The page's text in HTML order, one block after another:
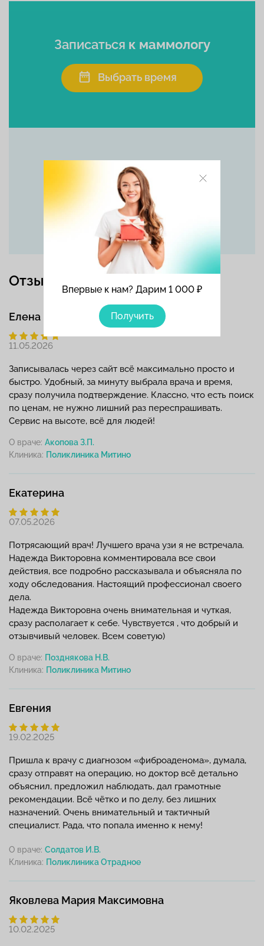
Впервые к нам? Дарим 1 000 ₽
Получить
Позвоните прямо сейчас
+7 (495) 215-56-90
Записаться к маммологу
Выбрать время
Отзывы
Елена
11.05.2026
Записывалась через сайт всё максимально просто и
быстро. Удобный, за минуту выбрала врача и время,
сразу получила подтверждение. Классно, что есть поиск
по ценам, не нужно лишний раз переспрашивать.
Сервис на высоте, всё для людей!
О враче: Акопова З.П.
Клиника:
Екатерина
07.05.2026
Потрясающий врач! Лучшего врача узи я не встречала.
Надежда Викторовна комментировала все свои
действия, все подробно рассказывала и объясняла по
ходу обследования. Настоящий профессионал своего
дела.
Надежда Викторовна очень внимательная и чуткая,
сразу располагает к себе. Чувствуется , что добрый и
отзывчивый человек. Всем советую)
О враче: Позднякова Н.В.
Клиника:
Евгения
19.02.2025
Пришла к врачу с диагнозом «фиброаденома», думала,
сразу отправят на операцию, но доктор всё детально
объяснил, предложил наблюдать, дал грамотные
рекомендации. Всё чётко и по делу, без лишних
назначений. Очень внимательный и тактичный
специалист. Рада, что попала именно к нему!
О враче: Солдатов И.В.
Клиника:
Яковлева Мария Максимовна
10.02.2025